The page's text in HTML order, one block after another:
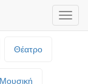
Θέατρο
Μουσική